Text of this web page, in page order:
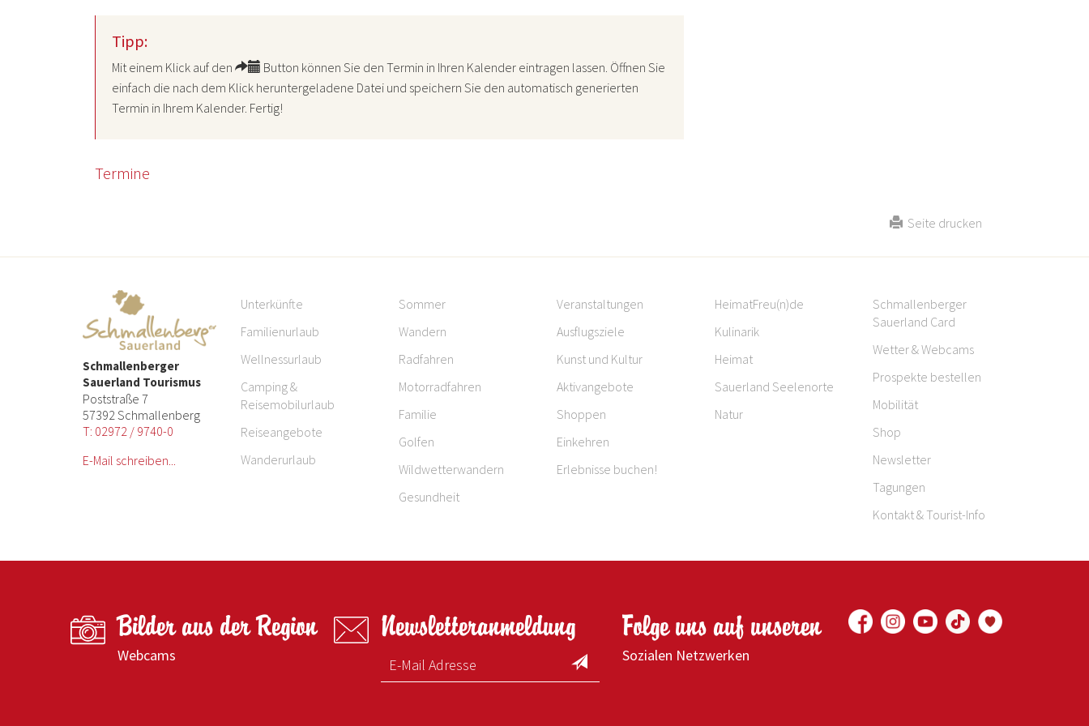
Tipp:
Mit einem Klick auf den
Button können Sie den Termin in Ihren Kalender eintragen lassen. Öffnen Sie
einfach die nach dem Klick heruntergeladene Datei und speichern Sie den automatisch generierten
Termin in Ihrem Kalender. Fertig!
Termine
Seite drucken
Schmallenberger
Sauerland Tourismus
Poststraße 7
57392 Schmallenberg
T: 02972 / 9740-0
E-Mail schreiben...
Unterkünfte
Familienurlaub
Wellnessurlaub
Camping &
Reisemobilurlaub
Reiseangebote
Wanderurlaub
Sommer
Wandern
Radfahren
Motorradfahren
Familie
Golfen
Wildwetterwandern
Gesundheit
Veranstaltungen
Ausflugsziele
Kunst und Kultur
Aktivangebote
Shoppen
Einkehren
Erlebnisse buchen!
HeimatFreu(n)de
Kulinarik
Heimat
Sauerland Seelenorte
Natur
Schmallenberger
Sauerland Card
Wetter & Webcams
Prospekte bestellen
Mobilität
Shop
Newsletter
Tagungen
Kontakt & Tourist-Info
Bilder aus der Region
Webcams
Newsletteranmeldung Folge uns auf unseren
Sozialen Netzwerken